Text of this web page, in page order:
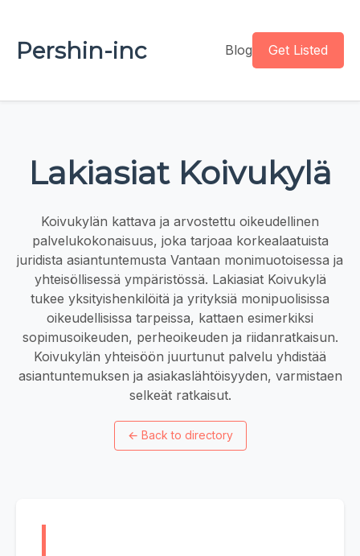
Pershin-inc Blog Get Listed
Lakiasiat Koivukylä
Koivukylän kattava ja arvostettu oikeudellinen
palvelukokonaisuus, joka tarjoaa korkealaatuista
juridista asiantuntemusta Vantaan monimuotoisessa ja
yhteisöllisessä ympäristössä. Lakiasiat Koivukylä
tukee yksityishenkilöitä ja yrityksiä monipuolisissa
oikeudellisissa tarpeissa, kattaen esimerkiksi
sopimusoikeuden, perheoikeuden ja riidanratkaisun.
Koivukylän yhteisöön juurtunut palvelu yhdistää
asiantuntemuksen ja asiakaslähtöisyyden, varmistaen
selkeät ratkaisut.
← Back to directory